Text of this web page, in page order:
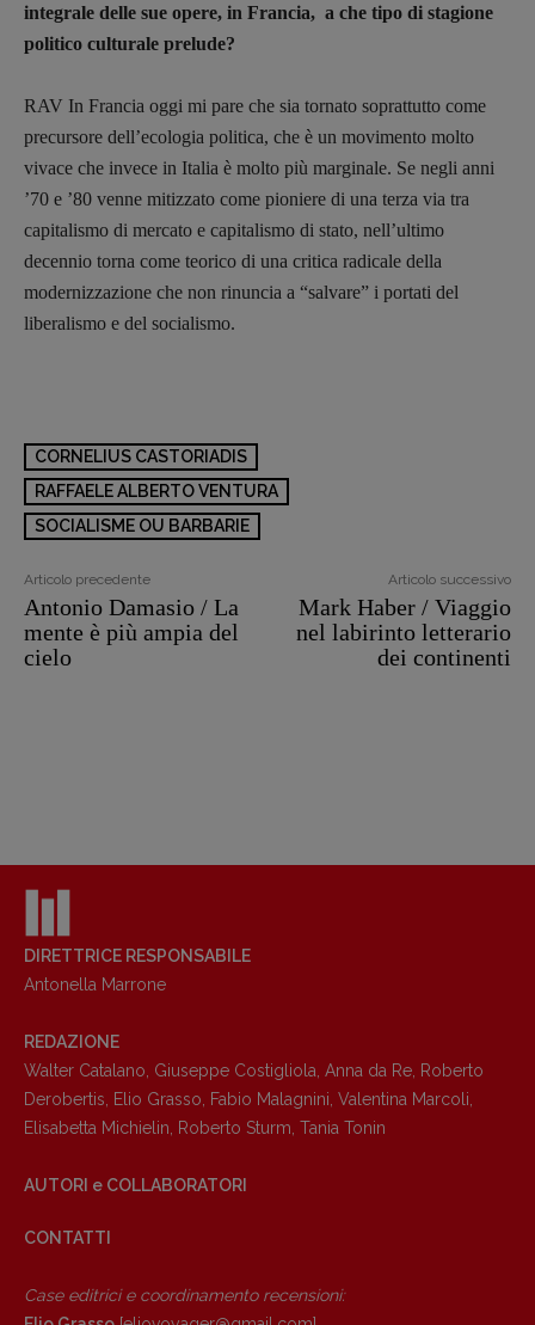
integrale delle sue opere, in Francia, a che tipo di stagione
politico culturale prelude?
RAV In Francia oggi mi pare che sia tornato soprattutto come
precursore dell’ecologia politica, che è un movimento molto
vivace che invece in Italia è molto più marginale. Se negli anni
’70 e ’80 venne mitizzato come pioniere di una terza via tra
capitalismo di mercato e capitalismo di stato, nell’ultimo
decennio torna come teorico di una critica radicale della
modernizzazione che non rinuncia a “salvare” i portati del
liberalismo e del socialismo.
CORNELIUS CASTORIADIS
RAFFAELE ALBERTO VENTURA
SOCIALISME OU BARBARIE
Articolo precedente
Antonio Damasio / La
mente è più ampia del
cielo
Articolo successivo
Mark Haber / Viaggio
nel labirinto letterario
dei continenti
DIRETTRICE RESPONSABILE
Antonella Marrone
REDAZIONE
Walter Catalano Giuseppe Costigliola Anna da Re Roberto
Derobertis
Elio Grasso Fabio Malagnini Valentina Marcoli
Elisabetta Michielin
Roberto Sturm Tania Tonin
AUTORI e COLLABORATORI
CONTATTI
Case editrici e coordinamento recensioni: